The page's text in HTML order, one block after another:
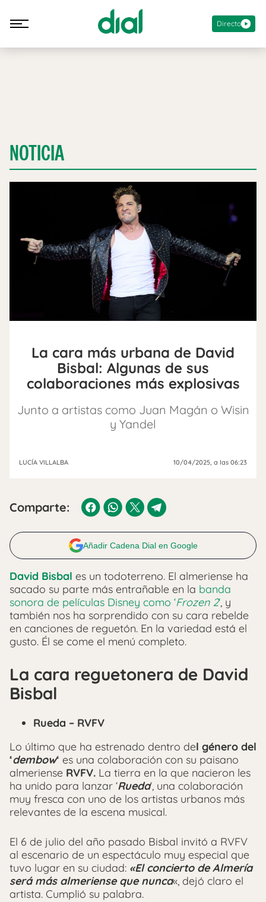
Directo
NOTICIA
La cara más urbana de David
Bisbal: Algunas de sus
colaboraciones más explosivas
Junto a artistas como Juan Magán o Wisin
y Yandel
LUCÍA VILLALBA 10/04/2025, a las 06:23
Comparte:
Añadir Cadena Dial en Google
David Bisbal es un todoterreno. El almeriense ha
sacado su parte más entrañable en la banda
sonora de películas Disney como ‘Frozen 2‘, y
también nos ha sorprendido con su cara rebelde
en canciones de reguetón. En la variedad está el
gusto. Él se come el menú completo.
La cara reguetonera de David
Bisbal
Rueda – RVFV
Lo último que ha estrenado dentro del género del
‘dembow‘ es una colaboración con su paisano
almeriense RVFV. La tierra en la que nacieron les
ha unido para lanzar ‘Rueda‘, una colaboración
muy fresca con uno de los artistas urbanos más
relevantes de la escena musical.
El 6 de julio del año pasado Bisbal invitó a RVFV
al escenario de un espectáculo muy especial que
tuvo lugar en su ciudad: «El concierto de Almería
será más almeriense que nunca«, dejó claro el
artista. Cumplió su palabra.